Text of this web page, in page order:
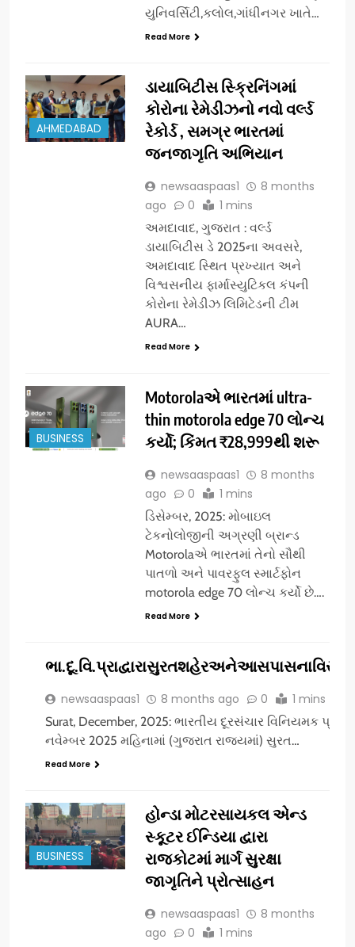
યુનિવર્સિટી,કલોલ,ગાંધીનગર ખાતે…
Read More
AHMEDABAD
ડાયાબિટીસ સ્ક્રિનિંગમાં
કોરોના રેમેડીઝનો નવો વર્લ્ડ
રેકોર્ડ , સમગ્ર ભારતમાં
જનજાગૃતિ અભિયાન
newsaaspaas1
8 months
ago
0 1 mins
અમદાવાદ, ગુજરાત : વર્લ્ડ
ડાયાબિટીસ ડે 2025ના અવસરે,
અમદાવાદ સ્થિત પ્રખ્યાત અને
વિશ્વસનીય ફાર્માસ્યુટિકલ કંપની
કોરોના રેમેડીઝ લિમિટેડની ટીમ
AURA…
Read More
BUSINESS
Motorolaએ ભારતમાં ultra-
thin motorola edge 70 લોન્ચ
કર્યો; કિંમત ₹28,999થી શરૂ
newsaaspaas1
8 months
ago
0 1 mins
ડિસેમ્બર, 2025: મોબાઇલ
ટેકનોલોજીની અગ્રણી બ્રાન્ડ
Motorolaએ ભારતમાં તેનો સૌથી
પાતળો અને પાવરફુલ સ્માર્ટફોન
motorola edge 70 લોન્ચ કર્યો છે….
Read More
newsaaspaas1 8 months ago 0 1 mins
Surat, December, 2025: ભારતીય દૂરસંચાર વિનિયમક
નવેમ્બર 2025 મહિનામાં (ગુજરાત રાજ્યમાં) સુરત…
Read More
BUSINESS
હોન્ડા મોટરસાયકલ એન્ડ
સ્કૂટર ઈન્ડિયા દ્વારા
રાજકોટમાં માર્ગ સુરક્ષા
જાગૃતિને પ્રોત્સાહન
newsaaspaas1
8 months
ago
0 1 mins